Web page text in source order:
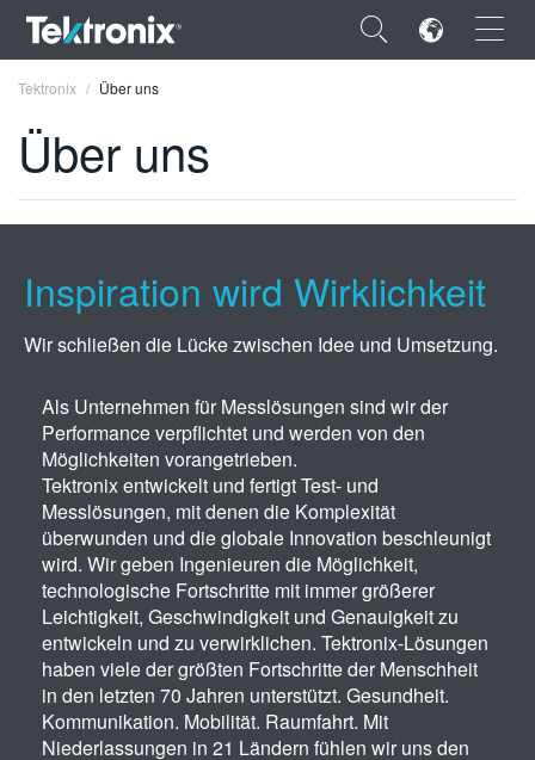
×
ENGLISH
FRANÇAIS
简体中文
日本語
한국어
繁體中文
Tektronix Über uns
Über uns
Inspiration wird Wirklichkeit
Wir schließen die Lücke zwischen Idee und Umsetzung.
Als Unternehmen für Messlösungen sind wir der
Performance verpflichtet und werden von den
Möglichkeiten vorangetrieben.
Tektronix entwickelt und fertigt Test- und
Messlösungen, mit denen die Komplexität
überwunden und die globale Innovation beschleunigt
wird. Wir geben Ingenieuren die Möglichkeit,
technologische Fortschritte mit immer größerer
Leichtigkeit, Geschwindigkeit und Genauigkeit zu
entwickeln und zu verwirklichen. Tektronix-Lösungen
haben viele der größten Fortschritte der Menschheit
in den letzten 70 Jahren unterstützt. Gesundheit.
Kommunikation. Mobilität. Raumfahrt. Mit
Niederlassungen in 21 Ländern fühlen wir uns den